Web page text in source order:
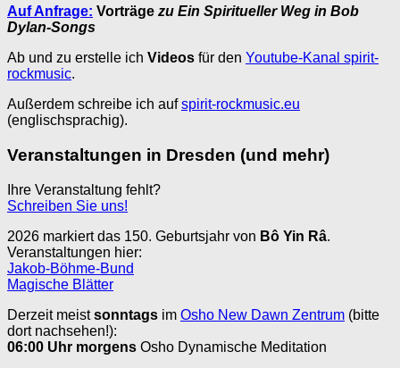
Auf Anfrage: Vorträge zu Ein Spiritueller Weg in Bob
Dylan-Songs
Ab und zu erstelle ich Videos für den Youtube-Kanal spirit-
rockmusic.
Außerdem schreibe ich aufspirit-rockmusic.eu
(englischsprachig).
Veranstaltungen in Dresden (und mehr)
Ihre Veranstaltung fehlt?
Schreiben Sie uns!
2026 markiert das 150. Geburtsjahr von Bô Yin Râ.
Veranstaltungen hier:
Jakob-Böhme-Bund
Magische Blätter
Derzeit meistsonntags im Osho New Dawn Zentrum (bitte
dort nachsehen!):
06:00 Uhr morgens Osho Dynamische Meditation